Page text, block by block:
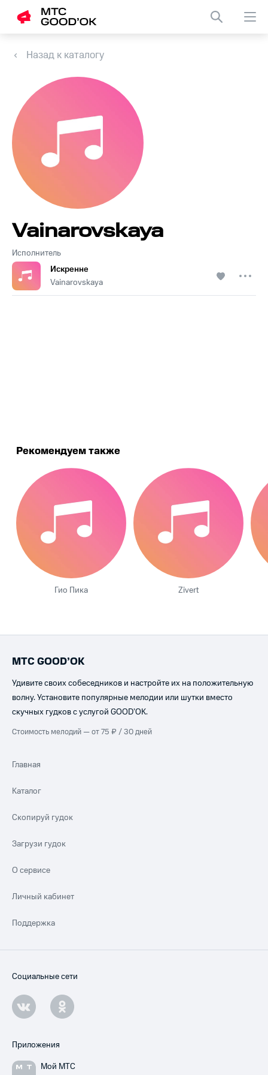
Назад к каталогу
Исполнитель
Vainarovskaya
Искренне
Vainarovskaya
Рекомендуем также
Гио Пика Zivert
МТС GOOD’OK
Удивите своих собеседников и настройте их на положительную
волну. Установите популярные мелодии или шутки вместо
скучных гудков с услугой GOOD’OK.
Стоимость мелодий — от 75 ₽ / 30 дней
Главная
Каталог
Скопируй гудок
Загрузи гудок
О сервисе
Личный кабинет
Поддержка
Социальные сети
Приложения
Мой МТС